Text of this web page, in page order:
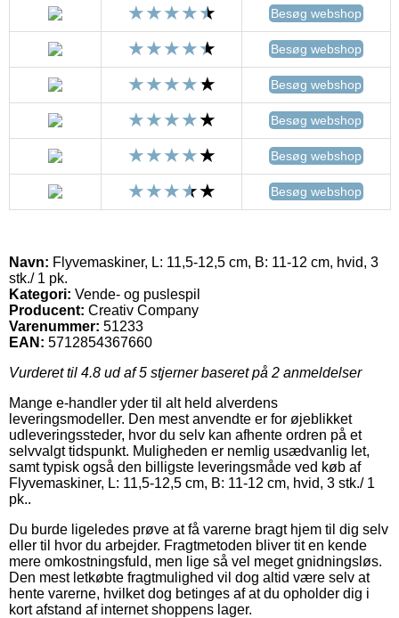
Besøg webshop
Besøg webshop
Besøg webshop
Besøg webshop
Besøg webshop
Besøg webshop
Navn: Flyvemaskiner, L: 11,5-12,5 cm, B: 11-12 cm, hvid, 3
stk./ 1 pk.
Kategori: Vende- og puslespil
Producent: Creativ Company
Varenummer: 51233
EAN: 5712854367660
Vurderet til 4.8 ud af 5 stjerner baseret på 2 anmeldelser
Mange e-handler yder til alt held alverdens
leveringsmodeller. Den mest anvendte er for øjeblikket
udleveringssteder, hvor du selv kan afhente ordren på et
selvvalgt tidspunkt. Muligheden er nemlig usædvanlig let,
samt typisk også den billigste leveringsmåde ved køb af
Flyvemaskiner, L: 11,5-12,5 cm, B: 11-12 cm, hvid, 3 stk./ 1
pk..
Du burde ligeledes prøve at få varerne bragt hjem til dig selv
eller til hvor du arbejder. Fragtmetoden bliver tit en kende
mere omkostningsfuld, men lige så vel meget gnidningsløs.
Den mest letkøbte fragtmulighed vil dog altid være selv at
hente varerne, hvilket dog betinges af at du opholder dig i
kort afstand af internet shoppens lager.